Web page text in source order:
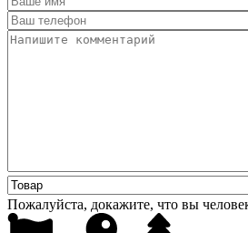
Пожалуйста, докажите, что вы